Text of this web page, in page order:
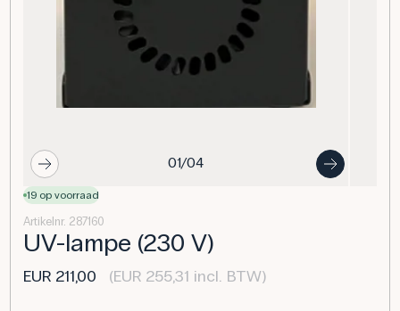
01/04
19 op voorraad
Artikelnr. 287160
UV-lampe (230 V)
EUR 211,00 (EUR 255,31 incl. BTW)